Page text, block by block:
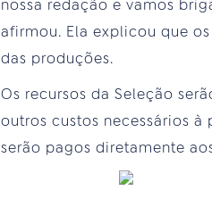
nossa redação e vamos
afirmou. Ela explicou que
das produções.
Os recursos da Seleção
outros custos necessários
serão pagos diretamente